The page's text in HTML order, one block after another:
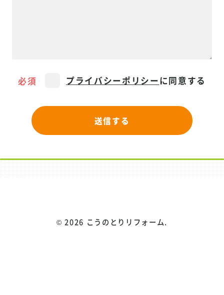
必須 プライバシーポリシーに同意する
©2026 こうのとりリフォーム.